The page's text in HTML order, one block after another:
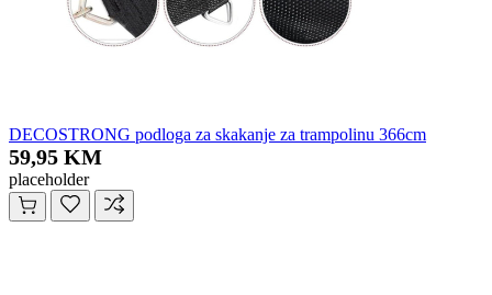
DECOSTRONG podloga za skakanje za trampolinu 366cm
59,95 KM
placeholder